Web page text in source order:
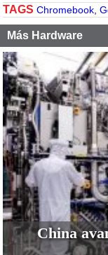
TAGS Chromebook,
Más Hardware
China